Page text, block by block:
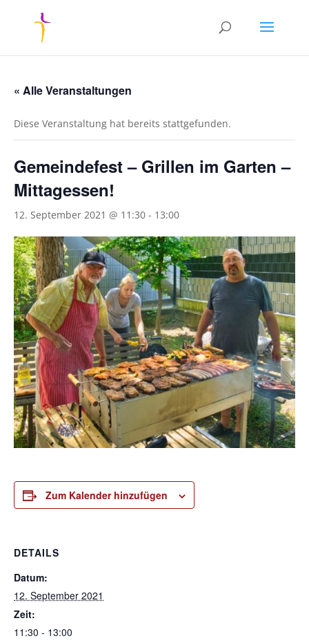
« Alle Veranstaltungen
Diese Veranstaltung hat bereits stattgefunden.
Gemeindefest – Grillen im Garten –
Mittagessen!
12. September 2021 @ 11:30 - 13:00
Zum Kalender hinzufügen
DETAILS
Datum:
12. September 2021
Zeit:
11:30 - 13:00